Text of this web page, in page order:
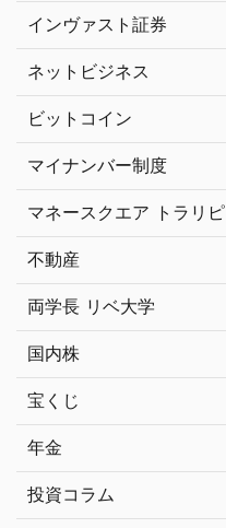
インヴァスト証券
ネットビジネス
ビットコイン
マイナンバー制度
マネースクエア トラリピ
不動産
両学長 リベ大学
国内株
宝くじ
年金
投資コラム